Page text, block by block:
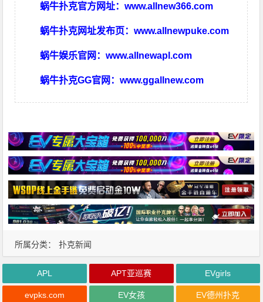
蜗牛扑克官方网址：www.allnew366.com
蜗牛扑克网址发布页：www.allnewpuke.com
蜗牛娱乐官网：www.allnewapl.com
蜗牛扑克GG官网：www.ggallnew.com
所属分类： 扑克新闻
APL APT亚巡赛 EVgirls
evpks.com EV女孩 EV德州扑克